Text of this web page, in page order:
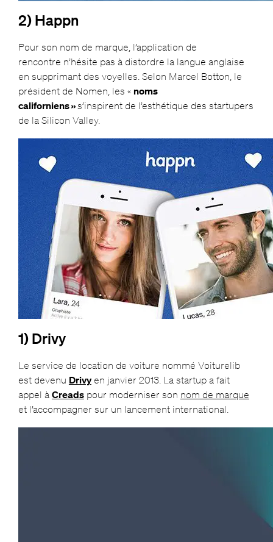
2) Happn
Pour son nom de marque, l’application de
rencontre n’hésite pas à distordre la langue anglaise
en supprimant des voyelles. Selon Marcel Botton, le
président de Nomen, les « noms
californiens »s’inspirent de l’esthétique des startupers
de la Silicon Valley.
1) Drivy
Le service de location de voiture nommé Voiturelib
est devenu Drivyen janvier 2013. La startup a fait
appel à Creadspour moderniser son nom de marque
et l’accompagner sur un lancement international.